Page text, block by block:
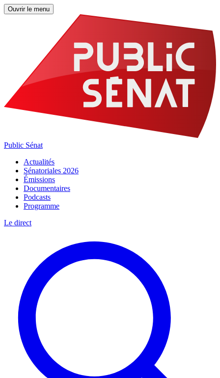
Ouvrir le menu
Public Sénat
Actualités
Sénatoriales 2026
Émissions
Documentaires
Podcasts
Programme
Le direct